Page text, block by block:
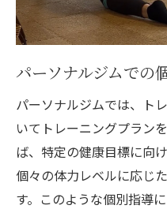
地元住民向け特
催
地域コミュニテ
地域特有の健康
パーソナルジムで
響
パーソナルジムでの
パーソナルジムでは、ト
いてトレーニングプラン
ば、特定の健康目標に向
個々の体力レベルに応じ
す。このような個別指導